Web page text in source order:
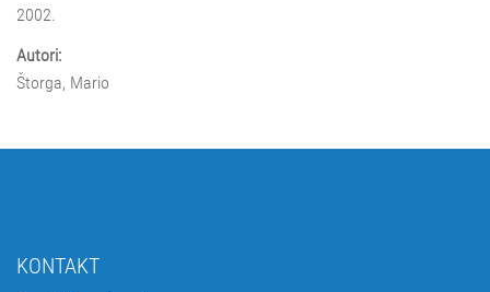
2002.
Autori:
Štorga, Mario
KONTAKT